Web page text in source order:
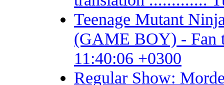
Teenage Mutant
(GAME BOY) - Fan
11:40:06 +0300
Regular Show: